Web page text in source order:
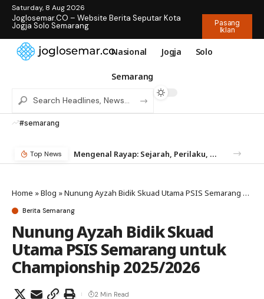
Saturday, 8 Aug 2026
Joglosemar.CO – Website Berita Seputar Kota
Jogja Solo Semarang
Pasang
Iklan
Nasional Jogja Solo
Semarang
#semarang
Top News
Mengenal Rayap: Sejarah, Perilaku, dan Mengapa Anda Butuh Jasa Anti Rayap Temukan Jam Tangan Rolex Impian di IDWX – Marketplace Luxury Watch Terpercaya Indonesia
Home »Blog »Nunung Ayzah Bidik Skuad Utama PSIS Semarang untuk Championship 2025/2026
Berita Semarang
Nunung Ayzah Bidik Skuad
Utama PSIS Semarang untuk
Championship 2025/2026
2 Min Read